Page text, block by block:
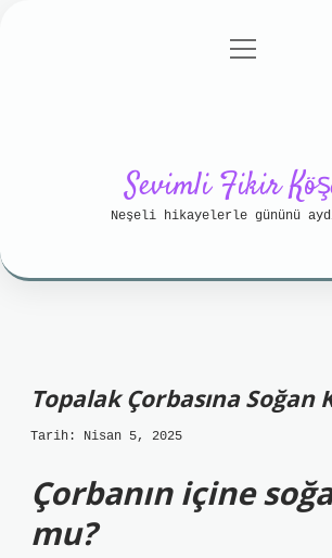
Gizlilik
menüyü
Sevimli Fikir
Neşeli hikayelerle gününü
Topalak Çorbasına Soğan
Tarih: Nisan 5, 2025
Çorbanın içine
mu?